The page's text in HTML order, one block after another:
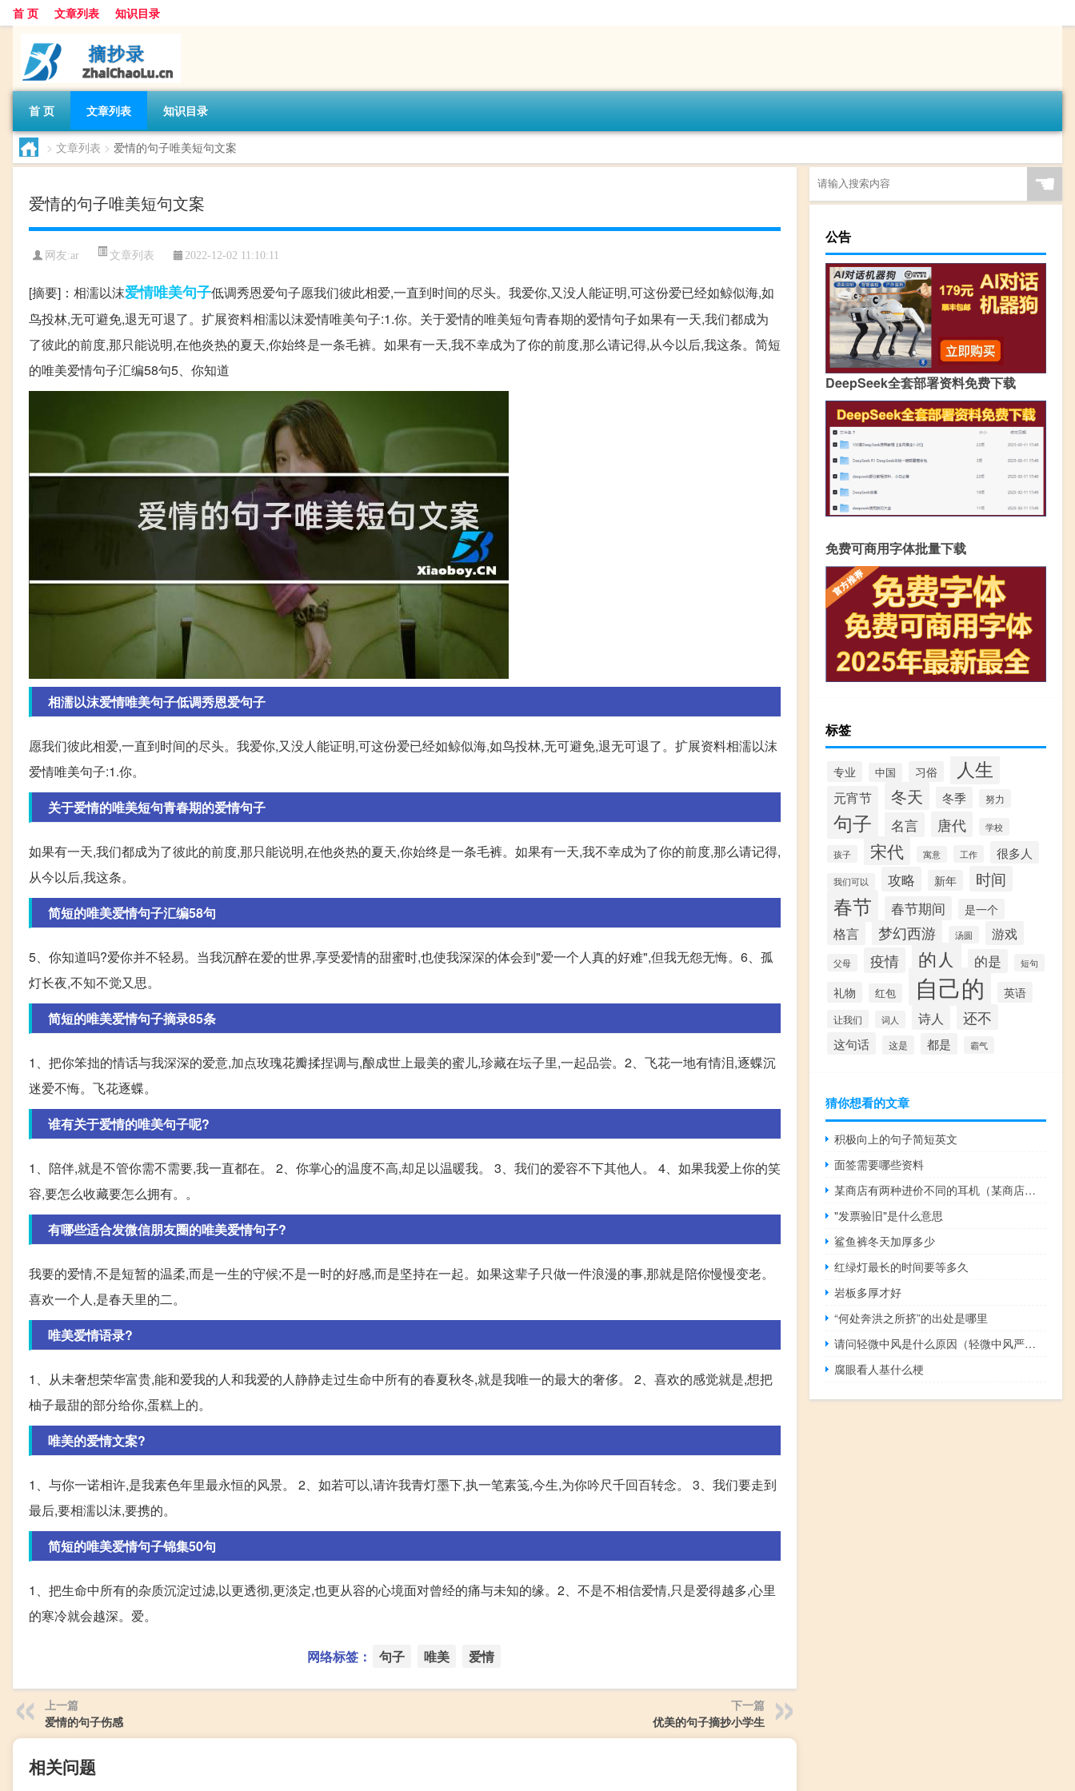
首 页 文章列表 知识目录
首 页 文章列表 知识目录
> 文章列表 > 爱情的句子唯美短句文案
爱情的句子唯美短句文案
网友:ar 文章列表 2022-12-02 11:10:11
[摘要]：相濡以沫爱情唯美句子低调秀恩爱句子愿我们彼此相爱,一直到时间的尽头。我爱你,又没人能证明,可这份爱已经如鲸似海,如
鸟投林,无可避免,退无可退了。扩展资料相濡以沫爱情唯美句子:1.你。关于爱情的唯美短句青春期的爱情句子如果有一天,我们都成为
了彼此的前度,那只能说明,在他炎热的夏天,你始终是一条毛裤。如果有一天,我不幸成为了你的前度,那么请记得,从今以后,我这条。简短
的唯美爱情句子汇编58句5、你知道
相濡以沫爱情唯美句子低调秀恩爱句子
愿我们彼此相爱,一直到时间的尽头。我爱你,又没人能证明,可这份爱已经如鲸似海,如鸟投林,无可避免,退无可退了。扩展资料相濡以沫
爱情唯美句子:1.你。
关于爱情的唯美短句青春期的爱情句子
如果有一天,我们都成为了彼此的前度,那只能说明,在他炎热的夏天,你始终是一条毛裤。如果有一天,我不幸成为了你的前度,那么请记得,
从今以后,我这条。
简短的唯美爱情句子汇编58句
5、你知道吗?爱你并不轻易。当我沉醉在爱的世界,享受爱情的甜蜜时,也使我深深的体会到"爱一个人真的好难",但我无怨无悔。6、孤
灯长夜,不知不觉又思。
简短的唯美爱情句子摘录85条
1、把你笨拙的情话与我深深的爱意,加点玫瑰花瓣揉捏调与,酿成世上最美的蜜儿,珍藏在坛子里,一起品尝。2、飞花一地有情泪,逐蝶沉
迷爱不悔。飞花逐蝶。
谁有关于爱情的唯美句子呢?
1、陪伴,就是不管你需不需要,我一直都在。 2、你掌心的温度不高,却足以温暖我。 3、我们的爱容不下其他人。 4、如果我爱上你的笑
容,要怎么收藏要怎么拥有。。
有哪些适合发微信朋友圈的唯美爱情句子?
我要的爱情,不是短暂的温柔,而是一生的守候;不是一时的好感,而是坚持在一起。如果这辈子只做一件浪漫的事,那就是陪你慢慢变老。
喜欢一个人,是春天里的二。
唯美爱情语录?
1、从未奢想荣华富贵,能和爱我的人和我爱的人静静走过生命中所有的春夏秋冬,就是我唯一的最大的奢侈。 2、喜欢的感觉就是,想把
柚子最甜的部分给你,蛋糕上的。
唯美的爱情文案?
1、与你一诺相许,是我素色年里最永恒的风景。 2、如若可以,请许我青灯墨下,执一笔素笺,今生,为你吟尺千回百转念。 3、我们要走到
最后,要相濡以沫,要携的。
简短的唯美爱情句子锦集50句
1、把生命中所有的杂质沉淀过滤,以更透彻,更淡定,也更从容的心境面对曾经的痛与未知的缘。2、不是不相信爱情,只是爱得越多,心里
的寒冷就会越深。爱。
网络标签： 句子 唯美 爱情
上一篇
爱情的句子伤感
下一篇
优美的句子摘抄小学生
相关问题
☚
公告
DeepSeek全套部署资料免费下载
免费可商用字体批量下载
标签
专业 中国 习俗 人生
元宵节 冬天 冬季 努力
句子 名言 唐代 学校
孩子 宋代 寓意 工作 很多人
我们可以 攻略 新年 时间
春节 春节期间 是一个
格言 梦幻西游 汤圆 游戏
父母 疫情 的人 的是 短句
礼物 红包 自己的 英语
让我们 词人 诗人 还不
这句话 这是 都是 霸气
猜你想看的文章
积极向上的句子简短英文
面签需要哪些资料
某商店有两种进价不同的耳机（某商店有两种书包）
"发票验旧"是什么意思
鲨鱼裤冬天加厚多少
红绿灯最长的时间要等多久
岩板多厚才好
“何处奔洪之所挤”的出处是哪里
请问轻微中风是什么原因（轻微中风严重吗）
腐眼看人基什么梗